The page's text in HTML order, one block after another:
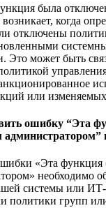
была
когда
отключены
Это может быть
или
ошибку “Эта
«Эта функция
необходимо
системы или
политики групп